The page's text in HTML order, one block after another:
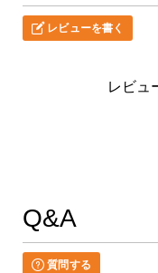
レビューを書く
レビュ
Q&A
質問する